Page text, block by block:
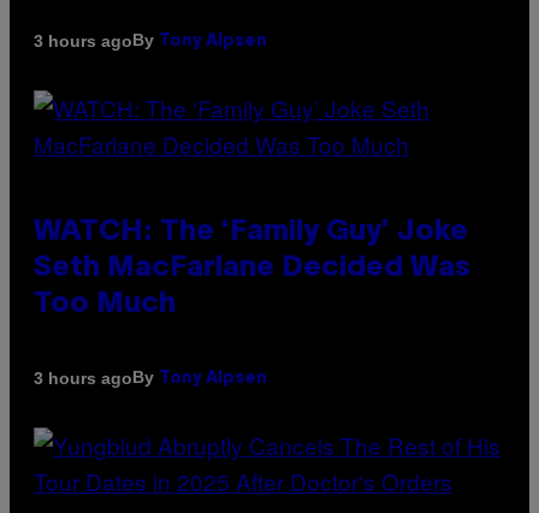
3 hours agoBy Tony Alpsen
WATCH: The ‘Family Guy’ Joke
Seth MacFarlane Decided Was
Too Much
3 hours agoBy Tony Alpsen